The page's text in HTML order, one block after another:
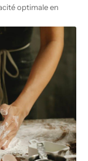
optimale en